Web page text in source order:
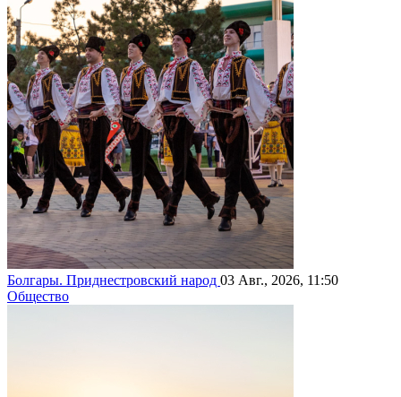
Болгары. Приднестровский народ 03 Авг., 2026, 11:50
Общество